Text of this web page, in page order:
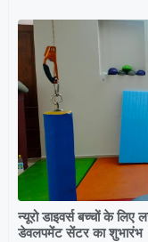
न्यूरो डाइवर्स बच्चों के
डेवलपमेंट सेंटर का शुभारंभ